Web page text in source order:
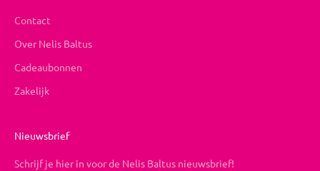
Contact
Over Nelis Baltus
Cadeaubonnen
Zakelijk
Nieuwsbrief
Schrijf je hier in voor de Nelis Baltus nieuwsbrief!